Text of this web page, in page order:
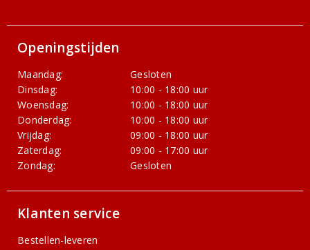
Openingstijden
Maandag:
Gesloten
Dinsdag:
10:00 - 18:00 uur
Woensdag:
10:00 - 18:00 uur
Donderdag:
10:00 - 18:00 uur
Vrijdag:
09:00 - 18:00 uur
Zaterdag:
09:00 - 17:00 uur
Zondag:
Gesloten
Klanten service
Bestellen-leveren